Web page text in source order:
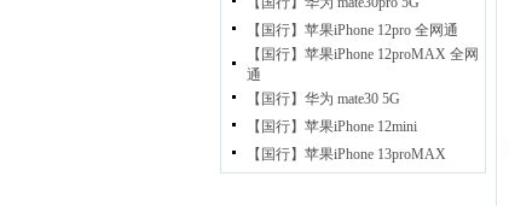
【国行】苹果iPhone 12pro 全网通
【国行】苹果iPhone 12proMAX 全网
通
【国行】华为 mate30 5G
【国行】苹果iPhone 12mini
【国行】苹果iPhone 13proMAX